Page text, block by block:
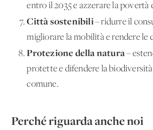
entro il 2035 e azzerare la povertà
Città sostenibili– ridurre il
migliorare la mobilità e rendere le
Protezione della natura–
protette e difendere la
comune.
Perché riguarda anche noi